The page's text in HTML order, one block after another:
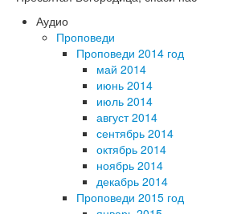
Аудио
Проповеди
Проповеди 2014 год
май 2014
июнь 2014
июль 2014
август 2014
сентябрь 2014
октябрь 2014
ноябрь 2014
декабрь 2014
Проповеди 2015 год